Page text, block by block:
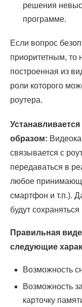
решения
программе.
Если вопрос
приоритетным, то
построенная из
роли которого
роутера.
образом:
связывается с
передаваться в
любое
смартфон и т.п.).
будут
Правильная
следующие
Возможность
Возможность
карточку